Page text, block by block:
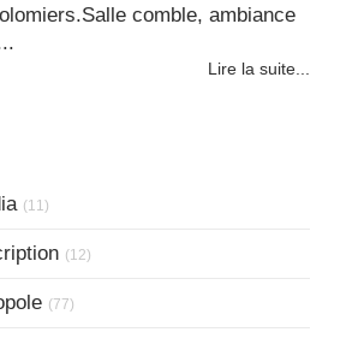
comble, ambiance
Lire la suite...
(11)
(12)
(77)